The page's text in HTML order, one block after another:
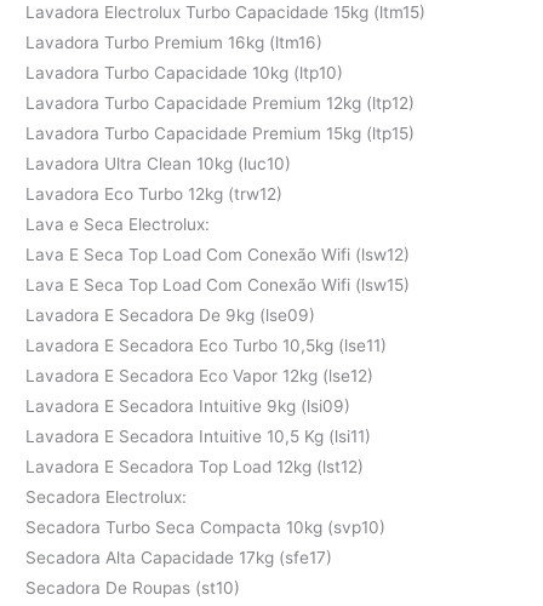
Lavadora Electrolux Turbo Capacidade 15kg (ltm15)
Lavadora Turbo Premium 16kg (ltm16)
Lavadora Turbo Capacidade 10kg (ltp10)
Lavadora Turbo Capacidade Premium 12kg (ltp12)
Lavadora Turbo Capacidade Premium 15kg (ltp15)
Lavadora Ultra Clean 10kg (luc10)
Lavadora Eco Turbo 12kg (trw12)
Lava e Seca Electrolux:
Lava E Seca Top Load Com Conexão Wifi (lsw12)
Lava E Seca Top Load Com Conexão Wifi (lsw15)
Lavadora E Secadora De 9kg (lse09)
Lavadora E Secadora Eco Turbo 10,5kg (lse11)
Lavadora E Secadora Eco Vapor 12kg (lse12)
Lavadora E Secadora Intuitive 9kg (lsi09)
Lavadora E Secadora Intuitive 10,5 Kg (lsi11)
Lavadora E Secadora Top Load 12kg (lst12)
Secadora Electrolux:
Secadora Turbo Seca Compacta 10kg (svp10)
Secadora Alta Capacidade 17kg (sfe17)
Secadora De Roupas (st10)